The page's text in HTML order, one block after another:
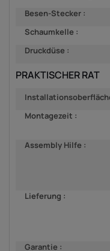
Besen-Stecker :
Schaumkelle :
Druckdüse :
PRAKTISCHER RAT
Montagezeit :
Assembly Hilfe :
Lieferung :
Garantie :